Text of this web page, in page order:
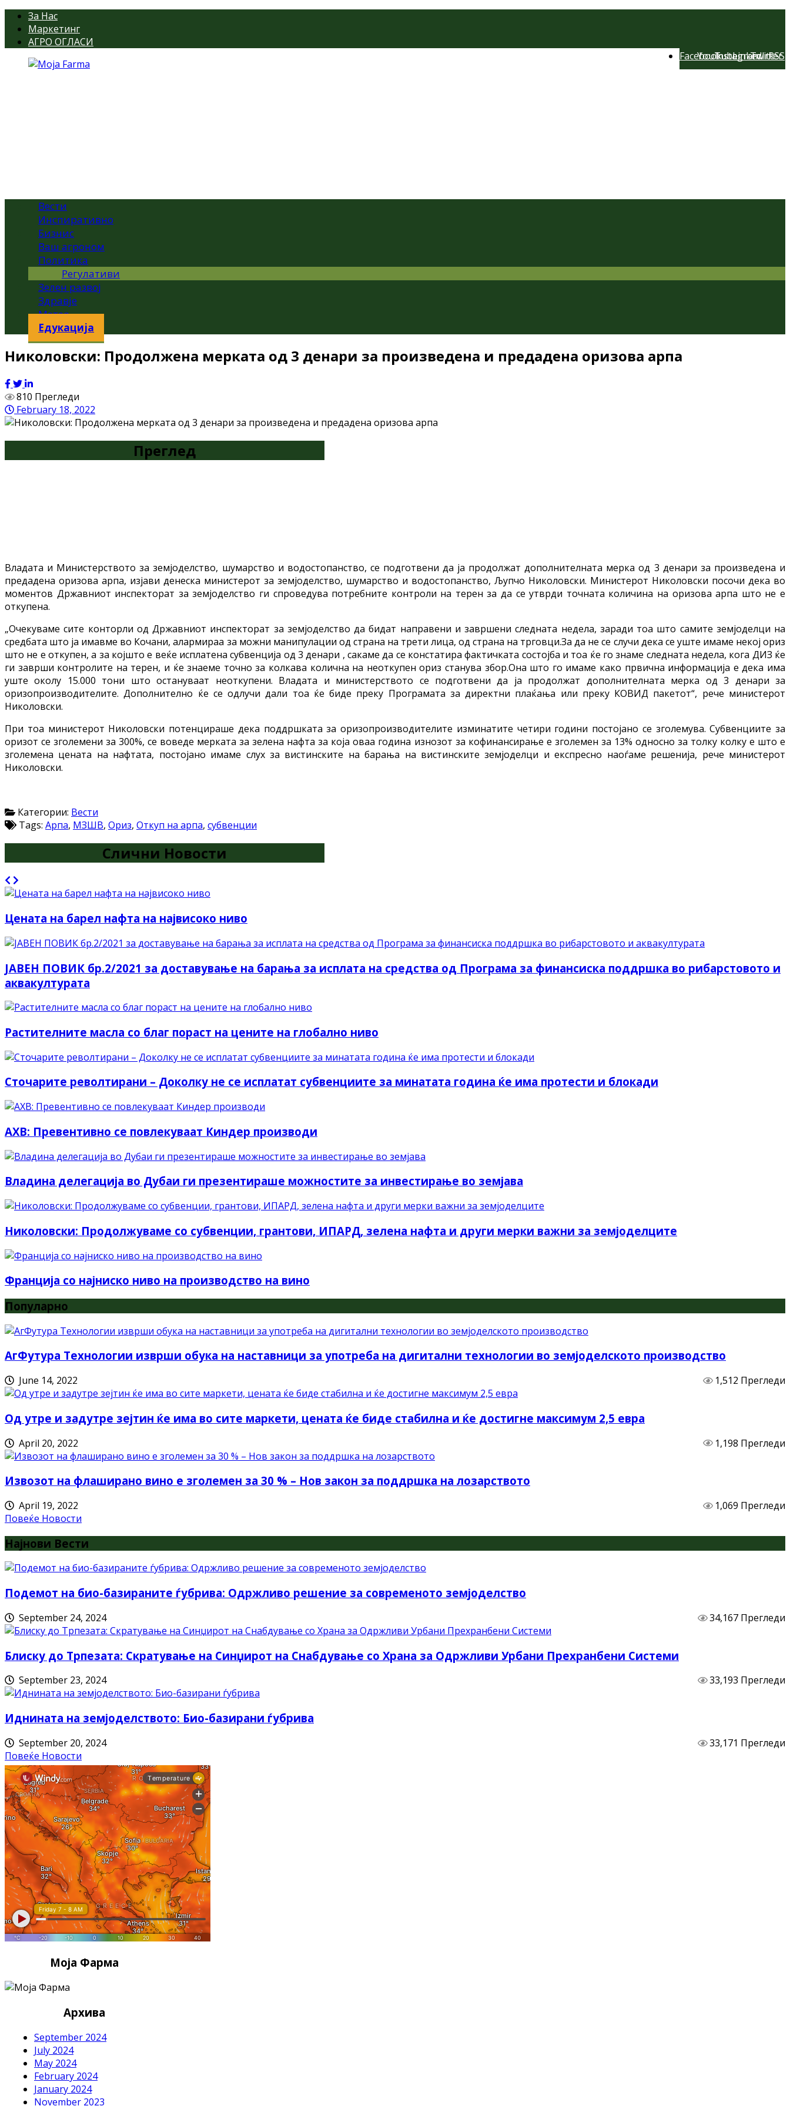
За Нас
Маркетинг
АГРО ОГЛАСИ
RSS
Twitter
LinkedIn
Instagram
YouTube
Facebook
Вести
Инспиративно
Бизнис
Ваш агроном
Политика
Регулативи
Зелен развој
Здравје
Метео
Едукација
Николовски: Продолжена мерката од 3 денари за произведена и предадена оризова арпа
810 Прегледи
February 18, 2022
Преглед
Владата и Министерството за земјоделство, шумарство и водостопанство, се подготвени да ја продолжат дополнителната мерка од 3 денари за произведена и
предадена оризова арпа, изјави денеска министерот за земјоделство, шумарство и водостопанство, Љупчо Николовски. Министерот Николовски посочи дека во
моментов Државниот инспекторат за земјоделство ги спроведува потребните контроли на терен за да се утврди точната количина на оризова арпа што не е
откупена.
„Очекуваме сите конторли од Државниот инспекторат за земјоделство да бидат направени и завршени следната недела, заради тоа што самите земјоделци на
средбата што ја имавме во Кочани, алармираа за можни манипулации од страна на трети лица, од страна на трговци.За да не се случи дека се уште имаме некој ориз
што не е откупен, а за којшто е веќе исплатена субвенција од 3 денари , сакаме да се констатира фактичката состојба и тоа ќе го знаме следната недела, кога ДИЗ ќе
ги заврши контролите на терен, и ќе знаеме точно за колкава колична на неоткупен ориз станува збор.Она што го имаме како првична информација е дека има
уште околу 15.000 тони што остануваат неоткупени. Владата и министерството се подготвени да ја продолжат дополнителната мерка од 3 денари за
оризопроизводителите. Дополнително ќе се одлучи дали тоа ќе биде преку Програмата за директни плаќања или преку КОВИД пакетот“, рече министерот
Николовски.
При тоа министерот Николовски потенцираше дека поддршката за оризопроизводителите изминатите четири години постојано се зголемува. Субвенциите за
оризот се зголемени за 300%, се воведе мерката за зелена нафта за која оваа година изнозот за кофинансирање е зголемен за 13% односно за толку колку е што е
зголемена цената на нафтата, постојано имаме слух за вистинските на барања на вистинските земјоделци и експресно наоѓаме решенија, рече министерот
Николовски.
Категории: Вести
Tags: Арпа, МЗШВ, Ориз, Откуп на арпа, субвенции
Слични Новости
Цената на барел нафта на највисоко ниво
JАВEН ПОВИК бр.2/2021 за доставување на барања за исплата на средства од Програма за финансиска поддршка во рибарстовото и
аквакултурата
Растителните масла со благ пораст на цените на глобално ниво
Сточарите револтирани – Доколку не се исплатат субвенциите за минатата година ќе има протести и блокади
АХВ: Превентивно се повлекуваат Киндер производи
Владина делегација во Дубаи ги презентираше можностите за инвестирање во земјава
Николовски: Продолжуваме со субвенции, грантови, ИПАРД, зелена нафта и други мерки важни за земјоделците
Франција со најниско ниво на производство на вино
Популарно
АгФутура Технологии изврши обука на наставници за употреба на дигитални технологии во земјоделското производство
June 14, 2022 1,512 Прегледи
Од утре и задутре зејтин ќе има во сите маркети, цената ќе биде стабилна и ќе достигне максимум 2,5 евра
April 20, 2022 1,198 Прегледи
Извозот на флаширано вино е зголемен за 30 % – Нов закон за поддршка на лозарството
April 19, 2022
1,069 Прегледи
Повеќе Новости
Најнови Вести
Подемот на био-базираните ѓубрива: Одржливо решение за современото земјоделство
September 24, 2024 34,167 Прегледи
Блиску до Трпезата: Скратување на Синџирот на Снабдување со Храна за Одржливи Урбани Прехранбени Системи
September 23, 2024 33,193 Прегледи
Иднината на земјоделството: Био-базирани ѓубрива
September 20, 2024
33,171 Прегледи
Повеќе Новости
Моја Фарма
Архива
September 2024
July 2024
May 2024
February 2024
January 2024
November 2023